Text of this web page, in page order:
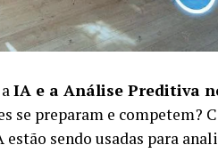
IA e a Análise Preditiva
se preparam e competem?
estão sendo usadas para